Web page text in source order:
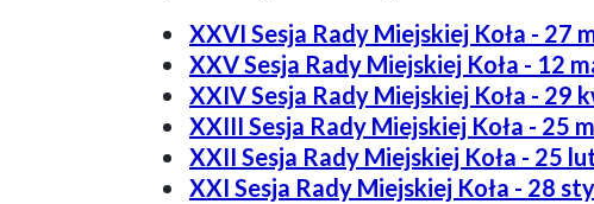
XXVI Sesja Rady Miejskiej Koła - 27
XXV Sesja Rady Miejskiej Koła - 12
XXIV Sesja Rady Miejskiej Koła - 29
XXIII Sesja Rady Miejskiej Koła - 25
XXII Sesja Rady Miejskiej Koła - 25
XXI Sesja Rady Miejskiej Koła - 28